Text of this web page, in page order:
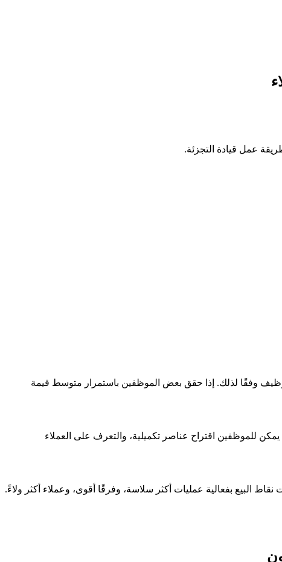
عمل قيادة التجزئة.
وفقًا لذلك. إذا حقق بعض الموظفين باستمرار متوسط قيمة
للموظفين اقتراح عناصر تكميلية، والتعرف على العملاء
نقاط البيع بفعالية عمليات أكثر سلاسة، وفرقًا أقوى، وعملاء أكثر ولاءً.